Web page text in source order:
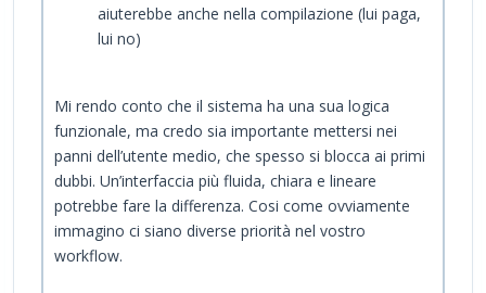
aiuterebbe anche nella compilazione (lui paga,
lui no)
Mi rendo conto che il sistema ha una sua logica
funzionale, ma credo sia importante mettersi nei
panni dell’utente medio, che spesso si blocca ai primi
dubbi. Un’interfaccia più fluida, chiara e lineare
potrebbe fare la differenza. Cosi come ovviamente
immagino ci siano diverse priorità nel vostro
workflow.